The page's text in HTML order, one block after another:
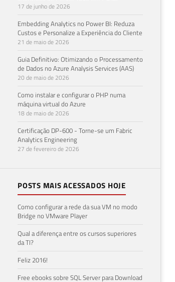
17 de junho de 2026
Embedding Analytics no Power BI: Reduza
Custos e Personalize a Experiência do Cliente
21 de maio de 2026
Guia Definitivo: Otimizando o Processamento
de Dados no Azure Analysis Services (AAS)
20 de maio de 2026
Como instalar e configurar o PHP numa
máquina virtual do Azure
18 de maio de 2026
Certificação DP-600 - Torne-se um Fabric
Analytics Engineering
27 de fevereiro de 2026
POSTS MAIS ACESSADOS HOJE
Como configurar a rede da sua VM no modo
Bridge no VMware Player
Qual a diferença entre os cursos superiores
da TI?
Feliz 2016!
Free ebooks sobre SQL Server para Download